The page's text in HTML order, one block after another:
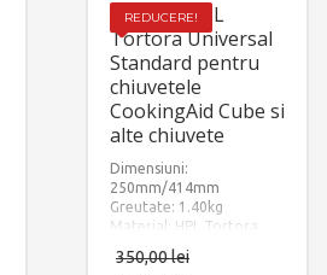
REDUCERE!
Tocator HPL
Tortora Universal
Standard pentru
chiuvetele
CookingAid Cube si
alte chiuvete
Dimensiuni:
250mm/414mm
Greutate: 1.40kg
Material: HPL Tortora
350,00lei